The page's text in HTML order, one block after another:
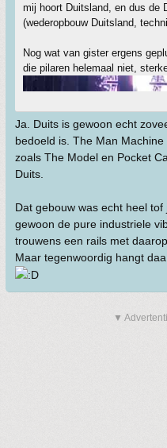
mij hoort Duitsland, en dus de
(wederopbouw Duitsland,
Nog wat van gister ergens
die pilaren helemaal niet,
Ja. Duits is gewoon echt
bedoeld is. The Man
zoals The Model en Pocket
Duits.
Dat gebouw was echt heel
gewoon de pure industriele
trouwens een rails met
Maar tegenwoordig hangt
▼